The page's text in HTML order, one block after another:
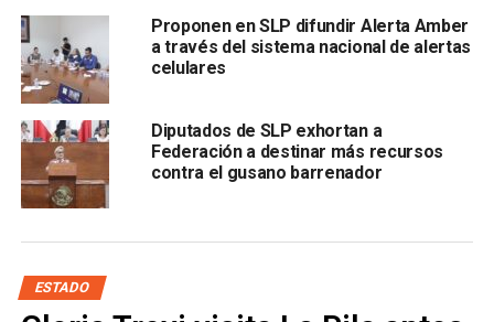
Durante el foro se expusieron posturas que invitaron a los
legisladores a analizar cómo se ha tergiversado la Ley en
materia de derechos humano; mientras que CEDH expuso
su postura en relación que la legislación local debe ser
acorde al contenido de los tratados internacionales que en
materia de derechos humanos el estado mexicano a
firmado
iniciativas en las comisiones de Derechos Humanos,
Justicia y Salud; además de que, colectivos en conjunto
con activistas, decidieron hacer llegar las posturas legales
Proponen en SLP difundir Alerta Amber
a través del sistema nacional de alertas
celulares
Diputados de SLP exhortan a
Federación a destinar más recursos
contra el gusano barrenador
ESTADO